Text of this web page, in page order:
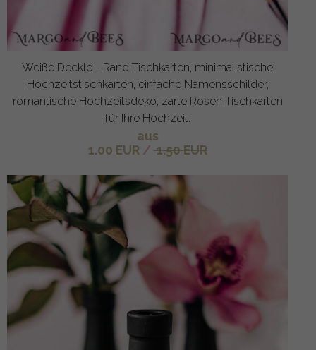
Weiße Deckle - Rand Tischkarten, minimalistische
Hochzeitstischkarten, einfache Namensschilder,
romantische Hochzeitsdeko, zarte Rosen Tischkarten
für Ihre Hochzeit.
aus
1.00 EUR / 1.50 EUR